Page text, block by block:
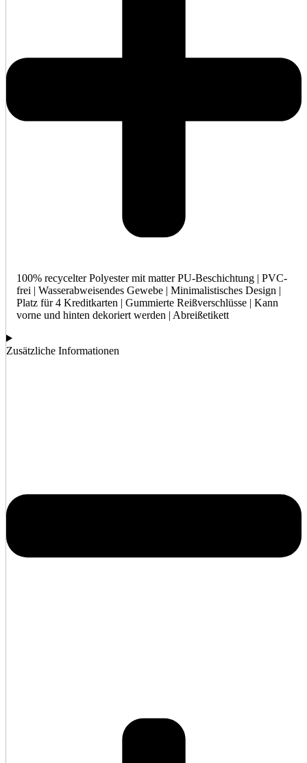
100% recycelter Polyester mit matter PU-Beschichtung | PVC-
frei | Wasserabweisendes Gewebe | Minimalistisches Design |
Platz für 4 Kreditkarten | Gummierte Reißverschlüsse | Kann
vorne und hinten dekoriert werden | Abreißetikett
Zusätzliche Informationen